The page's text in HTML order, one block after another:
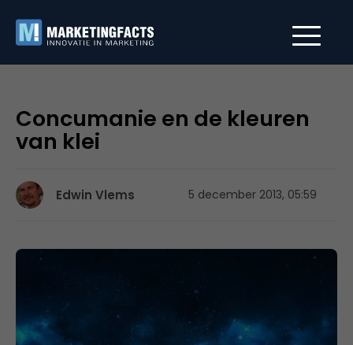
Concumanie en de kleuren
van klei
Edwin Vlems 5 december 2013, 05:59